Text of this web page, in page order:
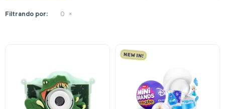
Filtrando por: 0